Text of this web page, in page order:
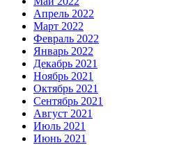
Апрель 2022
Март 2022
Февраль 2022
Январь 2022
Декабрь 2021
Ноябрь 2021
Октябрь 2021
Сентябрь 2021
Август 2021
Июль 2021
Июнь 2021